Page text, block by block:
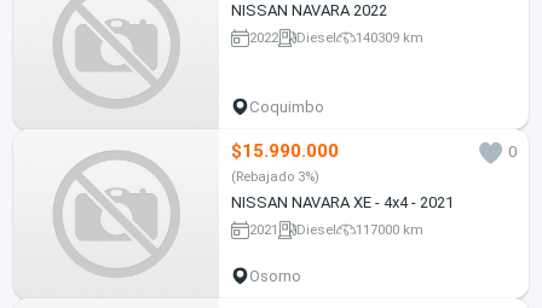
NISSAN NAVARA 2022
2022 Diesel 140309 km
Coquimbo
$15.990.000 0
(Rebajado 3%)
NISSAN NAVARA XE - 4x4 - 2021
2021 Diesel 117000 km
Osorno